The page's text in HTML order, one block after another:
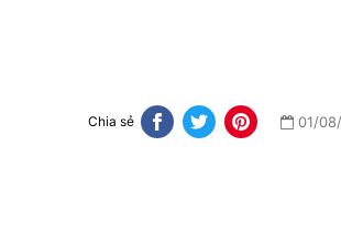
Chia sẻ 01/